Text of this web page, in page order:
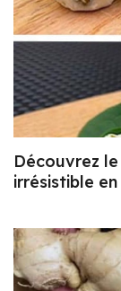
Découvrez
irrésistible